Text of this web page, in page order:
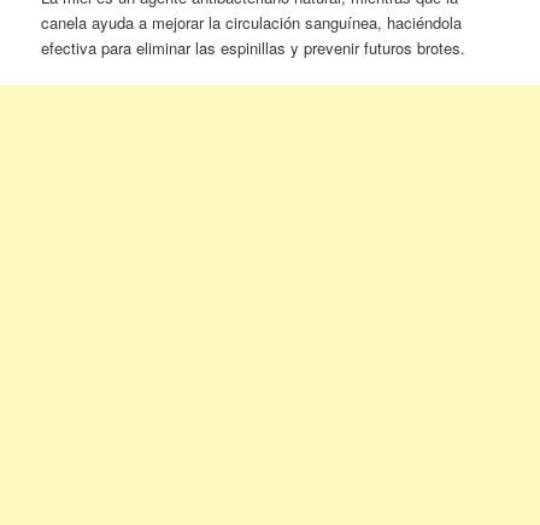
canela ayuda a mejorar la circulación sanguínea, haciéndola
efectiva para eliminar las espinillas y prevenir futuros brotes.